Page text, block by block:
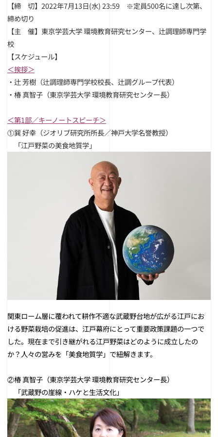
【締 切】2022年7月13日(水) 23:59 ※定員500名に達し次第、
締め切り
【主 催】東京学芸大学 環境教育研究センター、辻調理師専門学
校
【スケジュール】
＜挨拶＞
・辻 芳樹（辻調理師専門学校校長、辻調グループ代表）
・椿 真智子（東京学芸大学 環境教育研究センター長）
＜第1部／キーノートスピーチ＞
①巽 好幸（ジオリブ研究所所長／神戸大学名誉教授）
「江戸野菜の美食地質学」
関東ローム層に覆われて耕作不適な武蔵野台地が広がる江戸にお
ける野菜栽培の促進は、江戸幕府にとって重要政策課題の一つで
した。現在まで引き継がれる江戸野菜はどのように成立したの
か？人々の営みを「美食地質学」で紐解きます。
②椿 真智子（東京学芸大学 環境教育研究センター長）
「武蔵野の崖線・ハケと生活文化」